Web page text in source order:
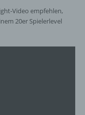
Video empfehlen,
20er Spielerlevel